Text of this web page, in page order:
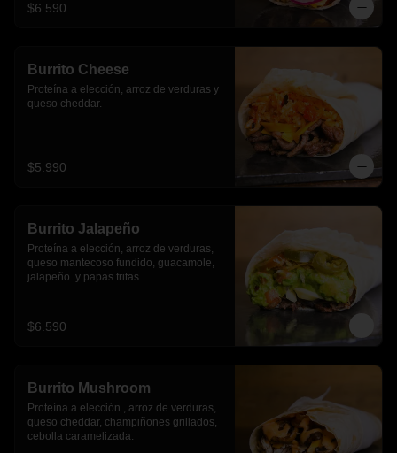
$6.590
Burrito Cheese
Proteína a elección, arroz de verduras y
queso cheddar.
$5.990
Burrito Jalapeño
Proteína a elección, arroz de verduras,
queso mantecoso fundido, guacamole,
jalapeño  y papas fritas
$6.590
Burrito Mushroom
Proteína a elección , arroz de verduras,
queso cheddar, champiñones grillados,
cebolla caramelizada.